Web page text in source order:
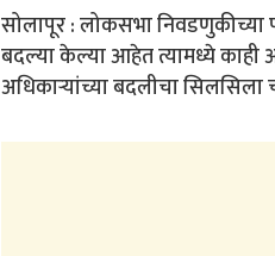
सोलापूर : लोकसभा निवडणुकीच्या
बदल्या केल्या आहेत त्यामध्ये काही
अधिकाऱ्यांच्या बदलीचा सिलसिला